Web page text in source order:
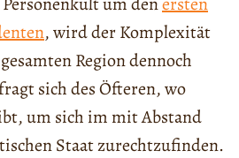
, wird der Komplexität
Region dennoch
sich des Öfteren, wo
um sich im mit Abstand
Staat zurechtzufinden.